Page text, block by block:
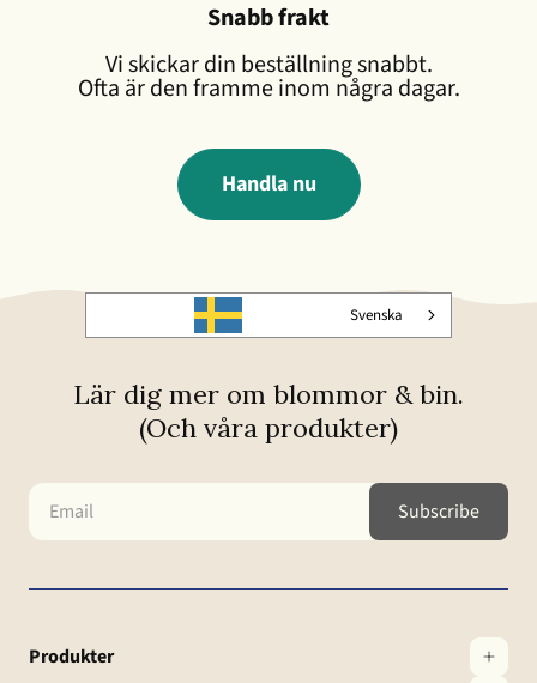
Snabb frakt
Vi skickar din beställning snabbt.
Ofta är den framme inom några dagar.
Handla nu
Svenska
Lär dig mer om blommor & bin.
(Och våra produkter)
Produkter